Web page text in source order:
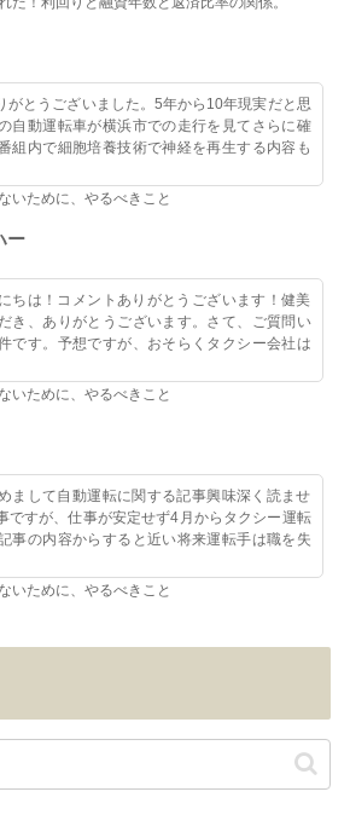
がとうございました。5年から10年現実だと思
自動運転車が横浜市での走行を見てさらに確
組内で細胞培養技術で神経を再生する内容も
いために、やるべきこと
ー
ちは！コメントありがとうございます！健美
き、ありがとうございます。さて、ご質問い
です。予想ですが、おそらくタクシー会社は
いために、やるべきこと
まして自動運転に関する記事興味深く読ませ
ですが、仕事が安定せず4月からタクシー運転
事の内容からすると近い将来運転手は職を失
いために、やるべきこと